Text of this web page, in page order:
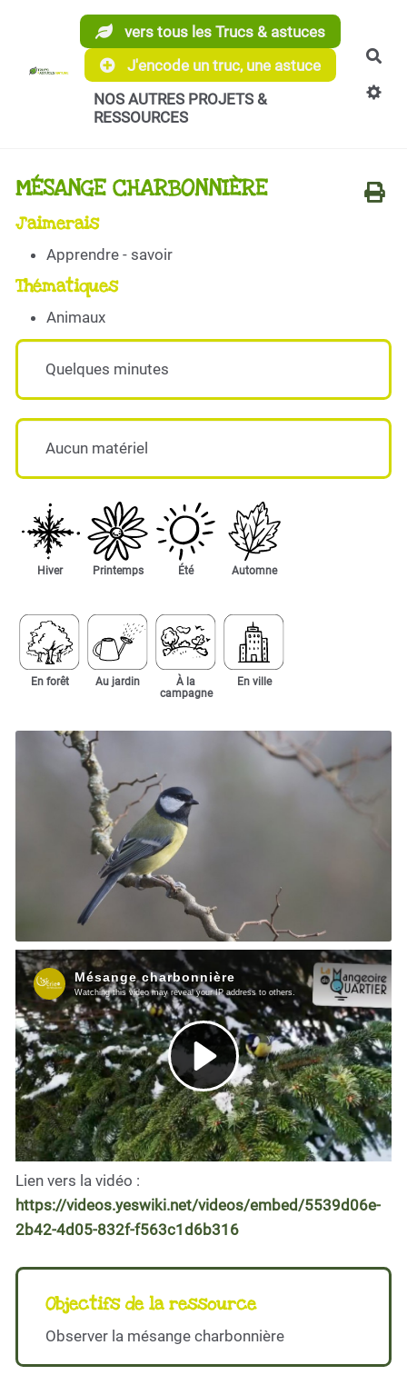
Aller au contenu principal
vers tous les Trucs & astuces
J'encode un truc, une astuce
NOS AUTRES PROJETS &
RESSOURCES
MÉSANGE CHARBONNIÈRE
J'aimerais
Apprendre - savoir
Thématiques
Animaux
Quelques minutes
Aucun matériel
Hiver Printemps Été Automne
En forêt Au jardin
À la
campagne
En ville
Lien vers la vidéo :
https://videos.yeswiki.net/videos/embed/5539d06e-
2b42-4d05-832f-f563c1d6b316
Objectifs de la ressource
Observer la mésange charbonnière